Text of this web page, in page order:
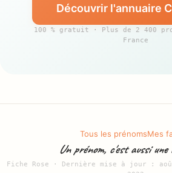
Découvrir l'annuaire
100 % gratuit · Plus de 2 400
France
Tous les prénomsMes
Un prénom, c'est aussi
Fiche Rose · Dernière mise à jour : août